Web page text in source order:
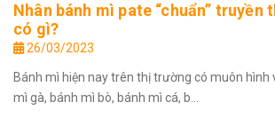
Nhân bánh mì pate “chuẩn” truyền
có gì?
26/03/2023
Bánh mì hiện nay trên thị trường có muôn hình
mì gà, bánh mì bò, bánh mì cá, b...